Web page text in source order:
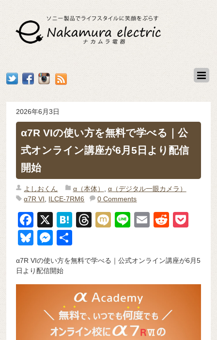
2026年6月3日
α7R VIの使い方を無料で学べる｜公
式オンライン講座が6月5日より配信
開始
よしおくん α（本体）
α（デジタル一眼カメラ）
α7R VI
ILCE-7RM6 0 Comments
F
a
c
e
b
X
H
n
a
T
a
d
s
M
Li
E
R
di
t
et
Bl
e
sk
M
e
ss
e
g
er
有
α7R VIの使い方を無料で学べる｜公式オンライン講座が6月5
日より配信開始